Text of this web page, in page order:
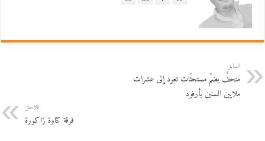
السابق
متحفٌ يضمّ مستحثّات تعود إلى عشرات
ملايين السنين بأرفود
اللاحق
فرقة كناوة زاكورة